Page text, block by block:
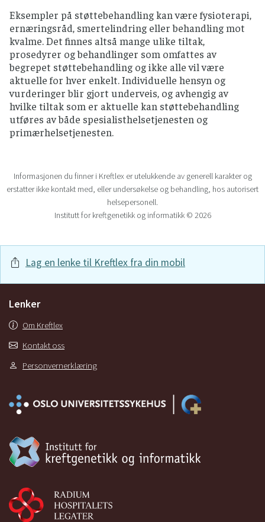
Eksempler på støttebehandling kan være fysioterapi,
ernæringsråd, smertelindring eller behandling mot
kvalme. Det finnes altså mange ulike tiltak,
prosedyrer og behandlinger som omfattes av
begrepet støttebehandling og ikke alle vil være
aktuelle for hver enkelt. Individuelle hensyn og
vurderinger blir gjort underveis, og avhengig av
hvilke tiltak som er aktuelle kan støttebehandling
utføres av både spesialisthelsetjenesten og
primærhelsetjenesten.
Informasjonen du finner i Kreftlex er utelukkende av generell karakter og
erstatter ikke kontakt med, eller undersøkelse og behandling, hos autorisert
helsepersonell.
Institutt for kreftgenetikk og informatikk © 2026
Lag en lenke til Kreftlex fra din mobil
Lenker
Om Kreftlex
Kontakt oss
Personvernerklæring